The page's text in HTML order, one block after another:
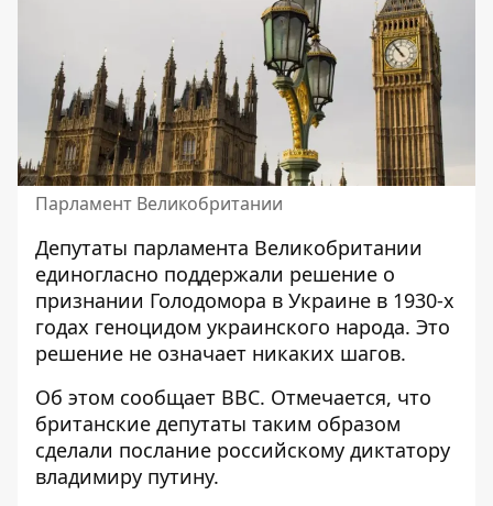
Парламент Великобритании
Депутаты парламента Великобритании
единогласно поддержали решение о
признании Голодомора в Украине в 1930-х
годах геноцидом украинского народа. Это
решение не означает никаких шагов.
Об этом сообщает BBC. Отмечается, что
британские депутаты таким образом
сделали послание российскому диктатору
владимиру путину.